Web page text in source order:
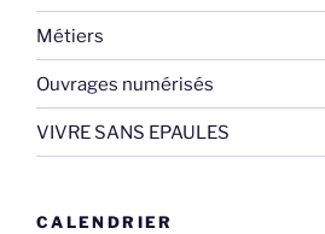
Métiers
Ouvrages numérisés
VIVRE SANS EPAULES
CALENDRIER